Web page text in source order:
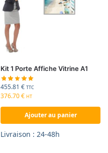
Kit 1 Porte Affiche Vitrine A1
455.81 € TTC
376.70€ HT
Ajouter au panier
Livraison : 24-48h